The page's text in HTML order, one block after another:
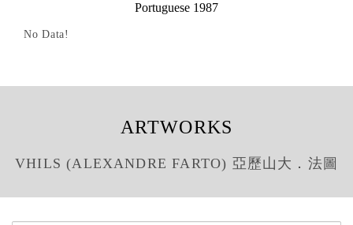
Portuguese 1987
No Data!
ARTWORKS
VHILS (ALEXANDRE FARTO) 亞歷山大．法圖